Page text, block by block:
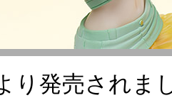
り発売されま